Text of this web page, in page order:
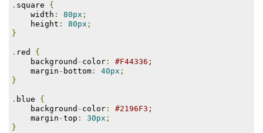
. square {
width : 80px ;
height : 80px ;
}
. red {
background - color :
#F44336;
margin - bottom : 40px ;
}
. blue {
background - color :
#2196F3;
margin -top : 30px ;
}